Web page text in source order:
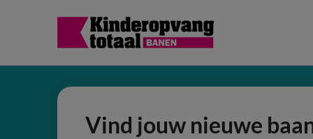
Vind jouw nieuwe